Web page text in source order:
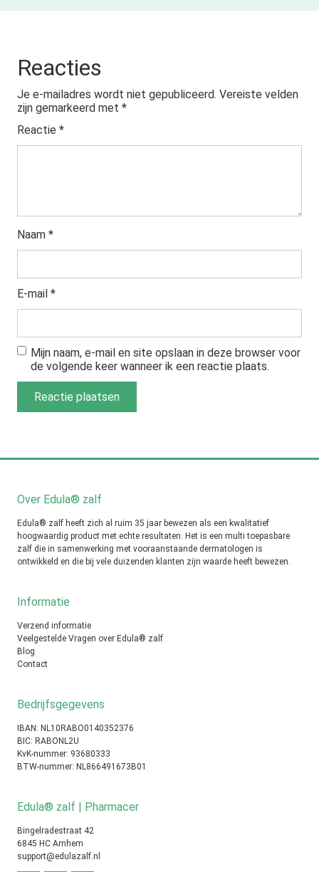
Reacties
Je e-mailadres wordt niet gepubliceerd. Vereiste velden
zijn gemarkeerd met *
Reactie *
Naam *
E-mail *
Mijn naam, e-mail en site opslaan in deze browser voor
de volgende keer wanneer ik een reactie plaats.
Over Edula® zalf
Edula® zalf heeft zich al ruim 35 jaar bewezen als een kwalitatief
hoogwaardig product met echte resultaten. Het is een multi toepasbare
zalf die in samenwerking met vooraanstaande dermatologen is
ontwikkeld en die bij vele duizenden klanten zijn waarde heeft bewezen.
Informatie
Verzend informatie
Veelgestelde Vragen over Edula® zalf
Blog
Contact
Bedrijfsgegevens
IBAN: NL10RABO0140352376
BIC: RABONL2U
KvK-nummer: 93680333
BTW-nummer: NL866491673B01
Edula® zalf | Pharmacer
Bingelradestraat 42
6845 HC Arnhem
support@edulazalf.nl